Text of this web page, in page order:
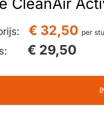
CleanAir
€ 32,50 per
€ 29,50